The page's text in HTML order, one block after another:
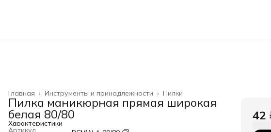
Пилки
Инструменты и принадлежности ›
Главная ›
Пилка маникюрная прямая широкая
белая 80/80
Характеристики
Артикул
42